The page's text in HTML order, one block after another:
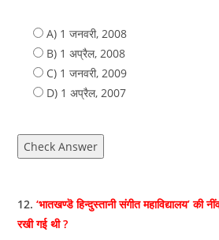
A) 1 जनवरी, 2008
B) 1 अप्रैल, 2008
C) 1 जनवरी, 2009
D) 1 अप्रैल, 2007
Check Answer
12. ‘भातखण्डॆ हिन्दुस्तानी संगीत महाविद्यालय’
रखी गई थी ?